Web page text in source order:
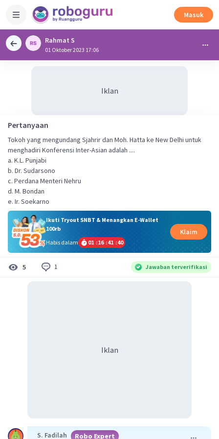
Masuk
Rahmat S
01 Oktober 2023 17:06
Iklan
Pertanyaan
Tokoh yang mengundang Sjahrir dan Moh. Hatta ke New Delhi untuk
menghadiri Konferensi Inter-Asian adalah ....
a. K.L. Punjabi
b. Dr. Sudarsono
c. Perdana Menteri Nehru
d. M. Bondan
e. Ir. Soekarno
Ikuti Tryout SNBT & Menangkan E-Wallet
100rb
Habis dalam
01 :16 :41 :40
Klaim
5 1 Jawaban terverifikasi
Iklan
S. Fadilah Robo Expert